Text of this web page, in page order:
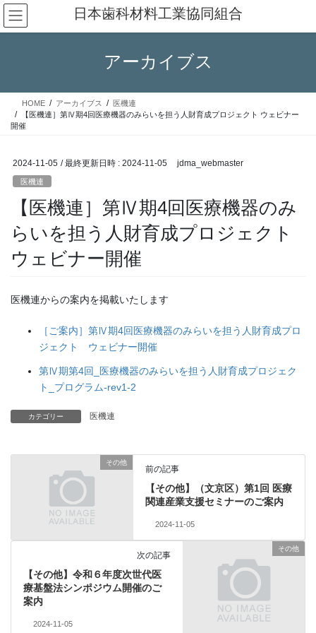
コ
ン
テ
ス
ナ
ビ
ゲ
ン
日本歯科材料工業協同組合
アーカイブス
HOME アーカイブス
医機連
【医機連］第Ⅳ期4回医療機器のみらいを担う人財育成プロジェクト ウェビナー
開催
2024-11-05 / 最終更新日時 : 2024-11-05 jdma_webmaster
医機連
【医機連］第Ⅳ期4回医療機器のみ
らいを担う人財育成プロジェクト
ウェビナー開催
医機連からの案内を掲載いたします
［ご案内］第Ⅳ期4回医療機器のみらいを担う人財育成プロ
ジェクト ウェビナー開催
第Ⅳ期第4回_医療機器のみらいを担う人財育成プロジェク
ト_プログラム-rev1-2
カテゴリー 医機連
その他
前の記事
【その他】（文京区）第1回 医療
関連産業支援セミナーのご案内
2024-11-05
その他
次の記事
【その他】令和６年度次世代医
療基盤法シンポジウム開催のご
案内
2024-11-05